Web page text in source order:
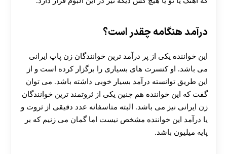
درآمد هنگامه چقدر است؟
این خواننده یکی از پر درآمد ترین خوانندگان زن پاپ ایرانی
می باشد. او کنسرت های بسیاری را برگزار کرده است و از
این طریق توانسته درآمد بسیار خوبی داشته باشد. می توان
گفت که این خواننده هم چنین یکی از ثروتمند ترین خوانندگان
زن ایرانی نیز می باشد. البته متاسفانه عدد دقیقی از ثروت و
یا درآمد این خواننده مشخص نیست اما گمان می زنیم که بر
پایه میلیون باشد.